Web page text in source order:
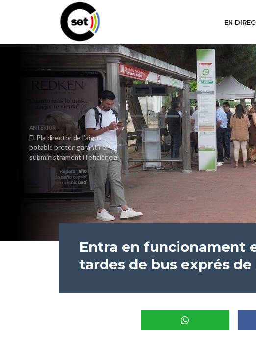
EN
ANTERIOR
El Pla director de l’aigua
potable pretén garantir el
subministrament i l’eficiència
Entra en funcionament
tardes de bus exprés de